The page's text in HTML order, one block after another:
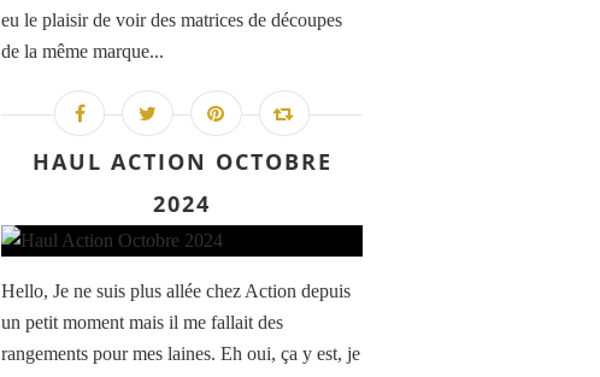
eu le plaisir de voir des matrices de découpes
de la même marque...
HAUL ACTION OCTOBRE
2024
Hello, Je ne suis plus allée chez Action depuis
un petit moment mais il me fallait des
rangements pour mes laines. Eh oui, ça y est, je